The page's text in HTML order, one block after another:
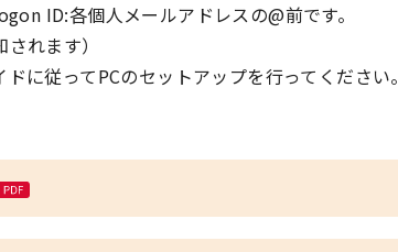
ID:各個人メールアドレスの@前です。
れます）
従ってPCのセットアップを行ってください。